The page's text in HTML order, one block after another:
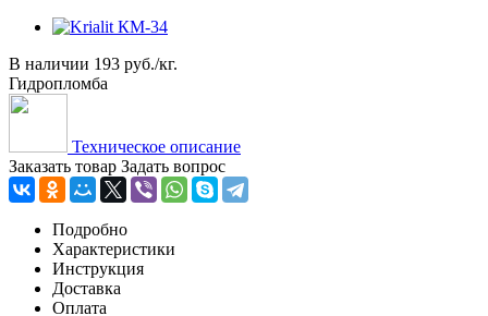
В наличии 193 руб./кг.
Гидропломба
Техническое описание
Заказать товар Задать вопрос
Подробно
Характеристики
Инструкция
Доставка
Оплата